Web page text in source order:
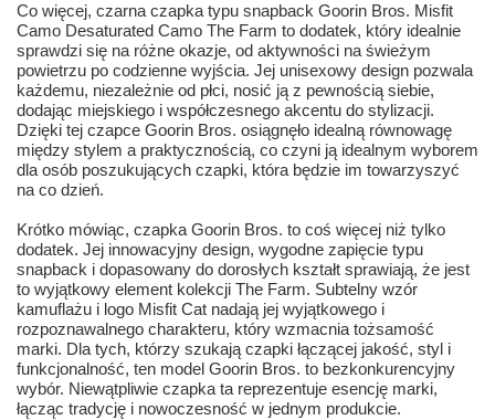
Co więcej, czarna czapka typu snapback Goorin Bros. Misfit
Camo Desaturated Camo The Farm to dodatek, który idealnie
sprawdzi się na różne okazje, od aktywności na świeżym
powietrzu po codzienne wyjścia. Jej unisexowy design pozwala
każdemu, niezależnie od płci, nosić ją z pewnością siebie,
dodając miejskiego i współczesnego akcentu do stylizacji.
Dzięki tej czapce Goorin Bros. osiągnęło idealną równowagę
między stylem a praktycznością, co czyni ją idealnym wyborem
dla osób poszukujących czapki, która będzie im towarzyszyć
na co dzień.
Krótko mówiąc, czapka Goorin Bros. to coś więcej niż tylko
dodatek. Jej innowacyjny design, wygodne zapięcie typu
snapback i dopasowany do dorosłych kształt sprawiają, że jest
to wyjątkowy element kolekcji The Farm. Subtelny wzór
kamuflażu i logo Misfit Cat nadają jej wyjątkowego i
rozpoznawalnego charakteru, który wzmacnia tożsamość
marki. Dla tych, którzy szukają czapki łączącej jakość, styl i
funkcjonalność, ten model Goorin Bros. to bezkonkurencyjny
wybór. Niewątpliwie czapka ta reprezentuje esencję marki,
łącząc tradycję i nowoczesność w jednym produkcie.